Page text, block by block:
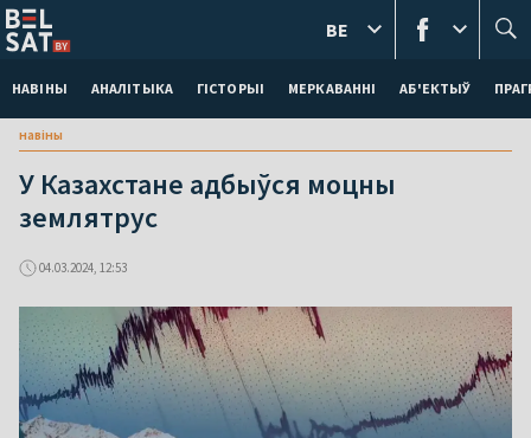
НАВІНЫ АНАЛІТЫКА ГІСТОРЫІ МЕРКАВАННI АБ'ЕКТЫЎ
BE
навіны
У Казахстане адбыўся моцны
землятрус
04.03.2024, 12:53